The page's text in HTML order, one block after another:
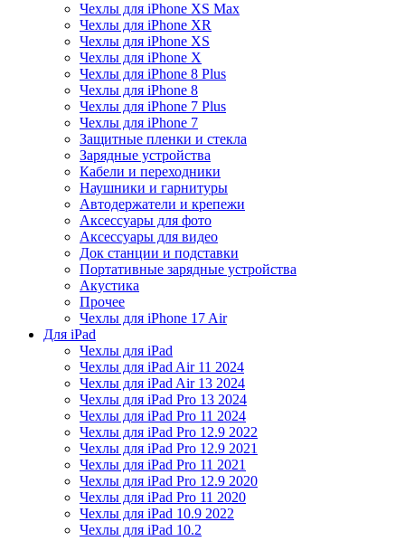
Чехлы для iPhone XS Max
Чехлы для iPhone XR
Чехлы для iPhone XS
Чехлы для iPhone X
Чехлы для iPhone 8 Plus
Чехлы для iPhone 8
Чехлы для iPhone 7 Plus
Чехлы для iPhone 7
Защитные пленки и стекла
Зарядные устройства
Кабели и переходники
Наушники и гарнитуры
Автодержатели и крепежи
Аксессуары для фото
Аксессуары для видео
Док станции и подставки
Портативные зарядные устройства
Акустика
Прочее
Чехлы для iPhone 17 Air
Для iPad
Чехлы для iPad
Чехлы для iPad Air 11 2024
Чехлы для iPad Air 13 2024
Чехлы для iPad Pro 13 2024
Чехлы для iPad Pro 11 2024
Чехлы для iPad Pro 12.9 2022
Чехлы для iPad Pro 12.9 2021
Чехлы для iPad Pro 11 2021
Чехлы для iPad Pro 12.9 2020
Чехлы для iPad Pro 11 2020
Чехлы для iPad 10.9 2022
Чехлы для iPad 10.2